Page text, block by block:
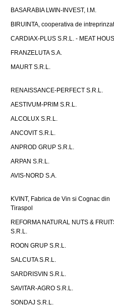
BASARABIA LWIN-INVEST, I.M.
BIRUINTA, cooperativa de
CARDIAX-PLUS S.R.L. - MEAT
FRANZELUTA S.A.
MAURT S.R.L.
RENAISSANCE-PERFECT S.R.L.
AESTIVUM-PRIM S.R.L.
ALCOLUX S.R.L.
ANCOVIT S.R.L.
ANPROD GRUP S.R.L.
ARPAN S.R.L.
AVIS-NORD S.A.
KVINT, Fabrica de Vin si Cognac din
Tiraspol
REFORMA NATURAL NUTS &
S.R.L.
ROON GRUP S.R.L.
SALCUTA S.R.L.
SARDRISVIN S.R.L.
SAVITAR-AGRO S.R.L.
SONDAJ S.R.L.